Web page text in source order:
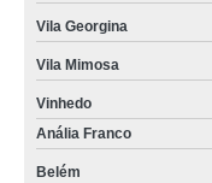
Vila Georgina
Vila Mimosa
Vinhedo
Anália Franco
Belém